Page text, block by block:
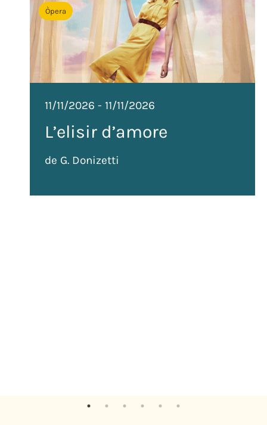
Òpera
11/11/2026 - 11/11/2026
L’elisir d’amore
de G. Donizetti